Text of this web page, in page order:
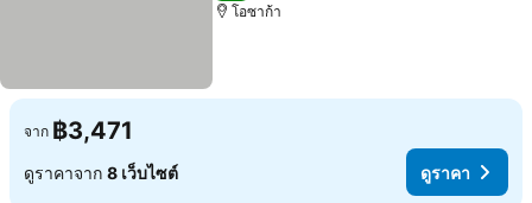
โอซาก้า
จาก ฿3,471
ดูราคาจาก 8 เว็บไซต์ ดูราคา